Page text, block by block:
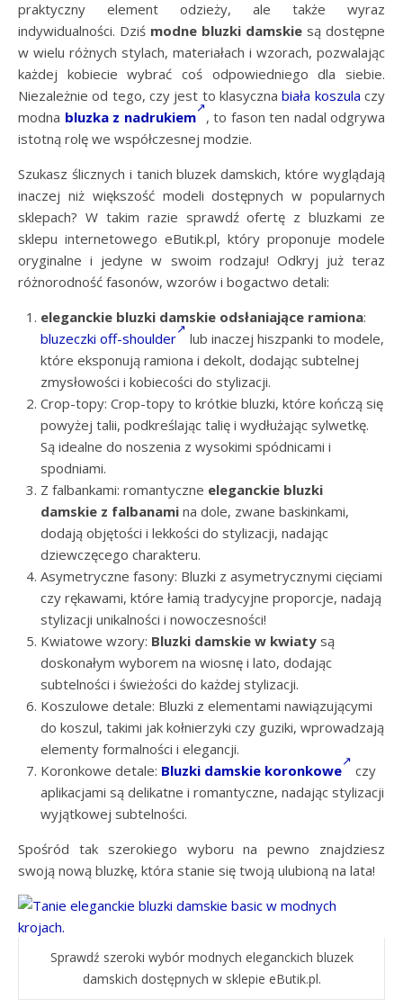
praktyczny element odzieży, ale także wyraz
indywidualności. Dziś modne bluzki damskie są dostępne
w wielu różnych stylach, materiałach i wzorach, pozwalając
każdej kobiecie wybrać coś odpowiedniego dla siebie.
Niezależnie od tego, czy jest to klasycznabiała koszula czy
modna bluzka z nadrukiem
, to fason ten nadal odgrywa
istotną rolę we współczesnej modzie.
Szukasz ślicznych i tanich bluzek damskich, które wyglądają
inaczej niż większość modeli dostępnych w popularnych
sklepach? W takim razie sprawdź ofertę z bluzkami ze
sklepu internetowego eButik.pl, który proponuje modele
oryginalne i jedyne w swoim rodzaju! Odkryj już teraz
różnorodność fasonów, wzorów i bogactwo detali:
eleganckie bluzki damskie odsłaniające ramiona:
bluzeczki off-shoulder
lub inaczej hiszpanki to modele,
które eksponują ramiona i dekolt, dodając subtelnej
zmysłowości i kobiecości do stylizacji.
Crop-topy: Crop-topy to krótkie bluzki, które kończą się
powyżej talii, podkreślając talię i wydłużając sylwetkę.
Są idealne do noszenia z wysokimi spódnicami i
spodniami.
Z falbankami: romantyczne eleganckie bluzki
damskie z falbanami na dole, zwane baskinkami,
dodają objętości i lekkości do stylizacji, nadając
dziewczęcego charakteru.
Asymetryczne fasony: Bluzki z asymetrycznymi cięciami
czy rękawami, które łamią tradycyjne proporcje, nadają
stylizacji unikalności i nowoczesności!
Kwiatowe wzory: Bluzki damskie w kwiaty są
doskonałym wyborem na wiosnę i lato, dodając
subtelności i świeżości do każdej stylizacji.
Koszulowe detale: Bluzki z elementami nawiązującymi
do koszul, takimi jak kołnierzyki czy guziki, wprowadzają
elementy formalności i elegancji.
Koronkowe detale: Bluzki damskie koronkowe
czy
aplikacjami są delikatne i romantyczne, nadając stylizacji
wyjątkowej subtelności.
Spośród tak szerokiego wyboru na pewno znajdziesz
swoją nową bluzkę, która stanie się twoją ulubioną na lata!
Sprawdź szeroki wybór modnych eleganckich bluzek
damskich dostępnych w sklepie eButik.pl.